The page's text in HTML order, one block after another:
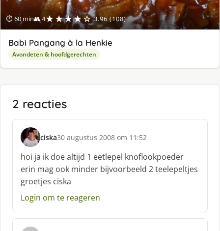
⏱ 60 min👥 4★★★★☆ 3.96 (108)
Babi Pangang à la Henkie
Avondeten & hoofdgerechten
2 reacties
ciska
s
c
h
r
e
e
:
30 augustus 2008 om 11:52
hoi ja ik doe altijd 1 eetlepel knoflookpoeder
erin mag ook minder bijvoorbeeld 2 teelepeltjes
groetjes ciska
Login om te reageren